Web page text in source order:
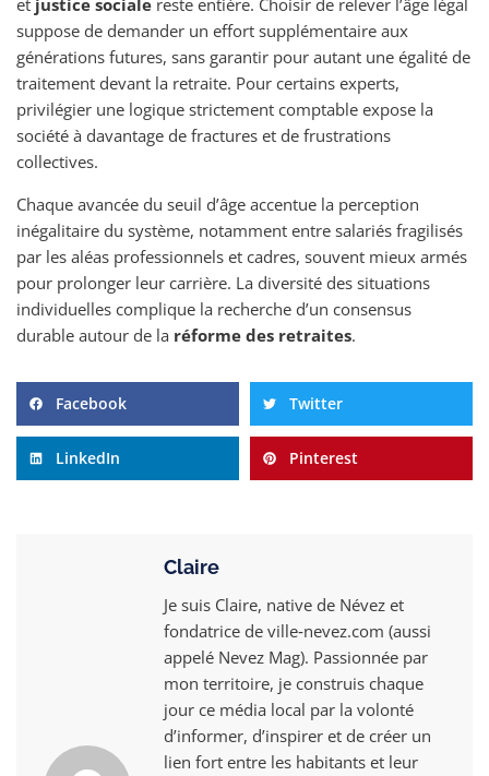
et justice sociale reste entière. Choisir de relever l’âge légal
suppose de demander un effort supplémentaire aux
générations futures, sans garantir pour autant une égalité de
traitement devant la retraite. Pour certains experts,
privilégier une logique strictement comptable expose la
société à davantage de fractures et de frustrations
collectives.
Chaque avancée du seuil d’âge accentue la perception
inégalitaire du système, notamment entre salariés fragilisés
par les aléas professionnels et cadres, souvent mieux armés
pour prolonger leur carrière. La diversité des situations
individuelles complique la recherche d’un consensus
durable autour de la réforme des retraites.
Facebook Twitter
LinkedIn Pinterest
Claire
Je suis Claire, native de Névez et
fondatrice de ville‑nevez.com (aussi
appelé Nevez Mag). Passionnée par
mon territoire, je construis chaque
jour ce média local par la volonté
d’informer, d’inspirer et de créer un
lien fort entre les habitants et leur